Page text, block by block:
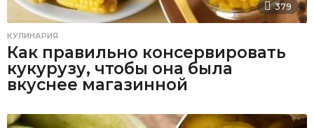
379
КУЛИНАРИЯ
Как правильно консервировать
кукурузу, чтобы она была
вкуснее магазинной